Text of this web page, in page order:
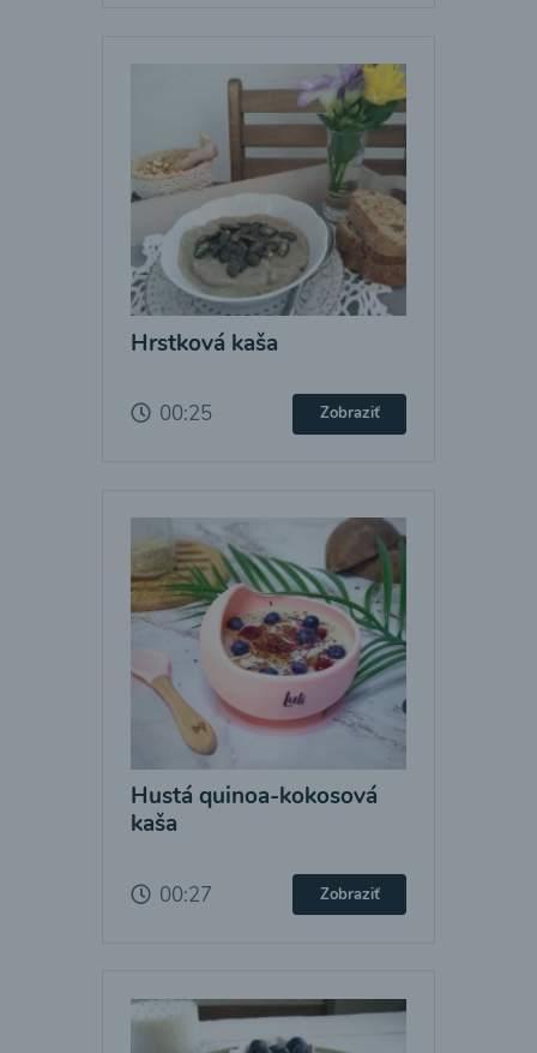
Hrstková kaša
00:25 Zobraziť
Hustá quinoa-kokosová
kaša
00:27 Zobraziť